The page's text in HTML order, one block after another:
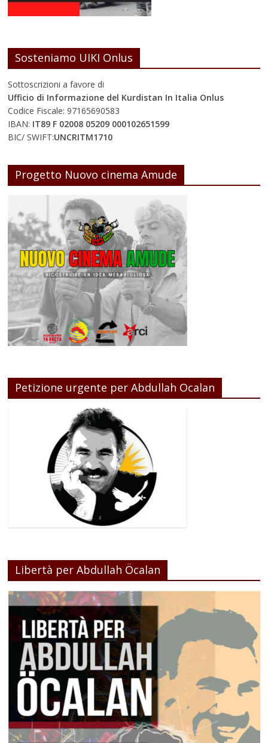
Sosteniamo UIKI Onlus
Sottoscrizioni a favore di
Ufficio di Informazione del Kurdistan In Italia Onlus
Codice Fiscale: 97165690583
IBAN: IT89 F 02008 05209 000102651599
BIC/ SWIFT:UNCRITM1710
Progetto Nuovo cinema Amude
Petizione urgente per Abdullah Ocalan
Libertà per Abdullah Öcalan